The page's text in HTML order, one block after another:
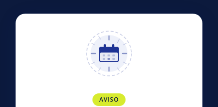
AVISO